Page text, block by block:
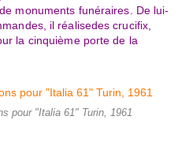
monuments funéraires. De lui-
es, il réalisedes crucifix,
la cinquième porte de la
pour "Italia 61" Turin, 1961